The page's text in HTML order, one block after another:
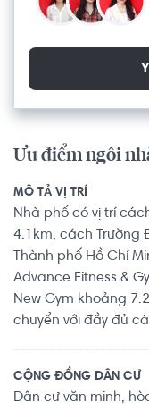
Ưu điểm ngôi
MÔ TẢ VỊ TRÍ
Nhà phố có vị trí
4.1km, cách Trường
Thành phố Hồ Chí
Advance Fitness &
New Gym khoảng
chuyển với đầy đủ
CỘNG ĐỒNG DÂN CƯ
Dân cư văn minh,